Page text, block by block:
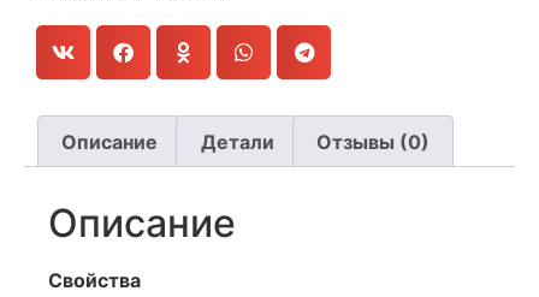
Описание Детали Отзывы (0)
Описание
Свойства